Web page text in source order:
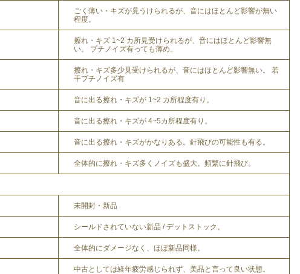
ごく薄い・キズが見うけられるが、音にはほとんど影響が無い
程度。
擦れ・キズ 1~2 カ所見受けられるが、音にはほとんど影響無
い。 プチノイズ有っても薄め。
擦れ・キズ多少見受けられるが、音にはほとんど影響無い。 若
干プチノイズ有
音に出る擦れ・キズが 1~2 カ所程度有り。
音に出る擦れ・キズが 4~5カ所程度有り。
音に出る擦れ・キズがかなりある。針飛びの可能性も有る。
全体的に擦れ・キズ多くノイズも盛大。頻繁に針飛び。
未開封・新品
シールドされていない新品 / デットストック。
全体的にダメージなく、ほぼ新品同様。
中古としては経年疲労感じられず、美品と言って良い状態。